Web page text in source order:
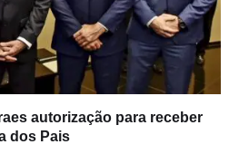
autorização para receber
dos Pais